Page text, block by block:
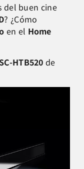
del buen cine
? ¿Cómo
en el Home
HTB520 de